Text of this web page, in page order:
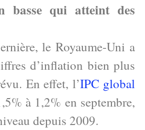
basse qui atteint des
le Royaume-Uni a
d’inflation bien plus
En effet, l’IPC global
à 1,2% en septembre,
depuis 2009.